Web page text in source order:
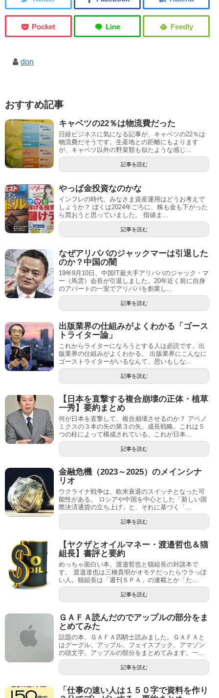
don
おすすめ記事
キャベツの22％は物流費だった
日経ビジネスに気になる記事が。キャベツの22％は
物流費だそうです。生産地との距離にもよります
が、キャベツ以外の野菜類も似たような感じ...
記事を読む
やっぱ金投資なのかな
インフレの時代、みなさま資産運用はどうお考えで
しょうか？ ぼくは2024年ごろに、株も金も下がった
ら買おうと思っていました。 指値ま...
記事を読む
なぜアリババのジャックマーは引退した
のか？中国の闇
19年9月10日、中国IT最大手アリババのジャック・マ
ー（馬雲）会長が引退しました。20年近く前に自身
のアパートの一室でアリババを創業し...
記事を読む
出版業界の仕組みがよくわかる「ゴース
トライター論」
これからライターになろうとする人は必読です。出
版業界の仕組みがよくわかる。 出版業界にこんなに
ゴーストライターがいるなんて、思いもしな...
記事を読む
【日本を直撃する複合崩壊の正体・植草
一秀】要約まとめ
何が日本を直撃して、複合崩壊させるのか？ アベノ
ミクスの３本の矢の第３の矢。成長戦略。これは５
つの柱によって構成されている。これが日本...
記事を読む
金融危機（2023～2025）のメインシナ
リオ
ウクライナ戦争は、欧米衰退のスイッチとなった可
能性がある。 ロシアや中国を中心とした「新しい国
際決済通貨の立ち上げ」と、それに基づく「...
記事を読む
【ヤクザとオイルマネー・渡邉哲也＆猫
組長】書評と要約
めっちゃ面白い本。渡邉哲也と猫組長の対談本で
す。 渡邉達也は三橋貴明がオモテだったらウラっぽ
い人。猫組長は「週刊ＳＰＡ」の連載とか「た...
記事を読む
ＧＡＦＡ読んだのでアップルの部分をま
とめてみた
話題の本、ＧＡＦＡ四騎士読みました。ＧＡＦＡと
はグーグル、アップル、フェイスブック、アマゾン
の頭文字。アップルの部分をまとめてみます。一...
記事を読む
「仕事の速い人は１５０字で資料を作り